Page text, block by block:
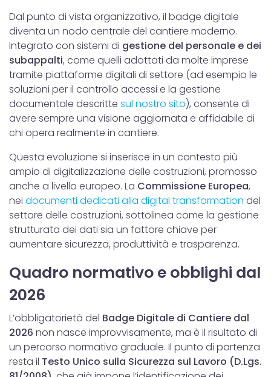
Dal punto di vista organizzativo, il badge digitale
diventa un nodo centrale del cantiere moderno.
Integrato con sistemi di gestione del personale e dei
subappalti, come quelli adottati da molte imprese
tramite piattaforme digitali di settore (ad esempio le
soluzioni per il controllo accessi e la gestione
documentale descritte sul nostro sito), consente di
avere sempre una visione aggiornata e affidabile di
chi opera realmente in cantiere.
Questa evoluzione si inserisce in un contesto più
ampio di digitalizzazione delle costruzioni, promosso
anche a livello europeo. La Commissione Europea,
nei documenti dedicati alla digital transformation del
settore delle costruzioni, sottolinea come la gestione
strutturata dei dati sia un fattore chiave per
aumentare sicurezza, produttività e trasparenza.
Quadro normativo e obblighi dal
2026
L’obbligatorietà del Badge Digitale di Cantiere dal
2026 non nasce improvvisamente, ma è il risultato di
un percorso normativo graduale. Il punto di partenza
resta il Testo Unico sulla Sicurezza sul Lavoro (D.Lgs.